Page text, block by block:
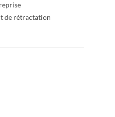
de rétractation